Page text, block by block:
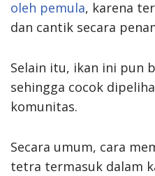
oleh pemula, karena
dan cantik secara
Selain itu, ikan ini pun
sehingga cocok
komunitas.
Secara umum, cara
tetra termasuk dalam